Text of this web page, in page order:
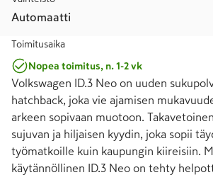
Automaatti
Toimitusaika
Nopea toimitus, n. 1-2 vk
Volkswagen ID.3 Neo on uuden
hatchback, joka vie ajamisen
arkeen sopivaan muotoon.
sujuvan ja hiljaisen kyydin, joka sopii
työmatkoille kuin kaupungin kiireisiin.
käytännöllinen ID.3 Neo on tehty